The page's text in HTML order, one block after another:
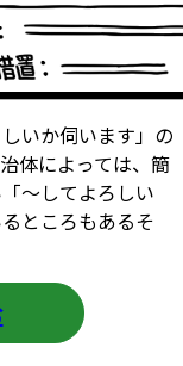
いか伺います」の
体によっては、簡
～してよろしい
ところもあるそ